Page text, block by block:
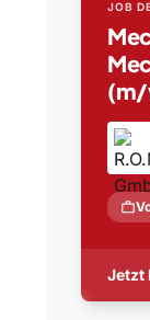
JOB
work
Jetzt